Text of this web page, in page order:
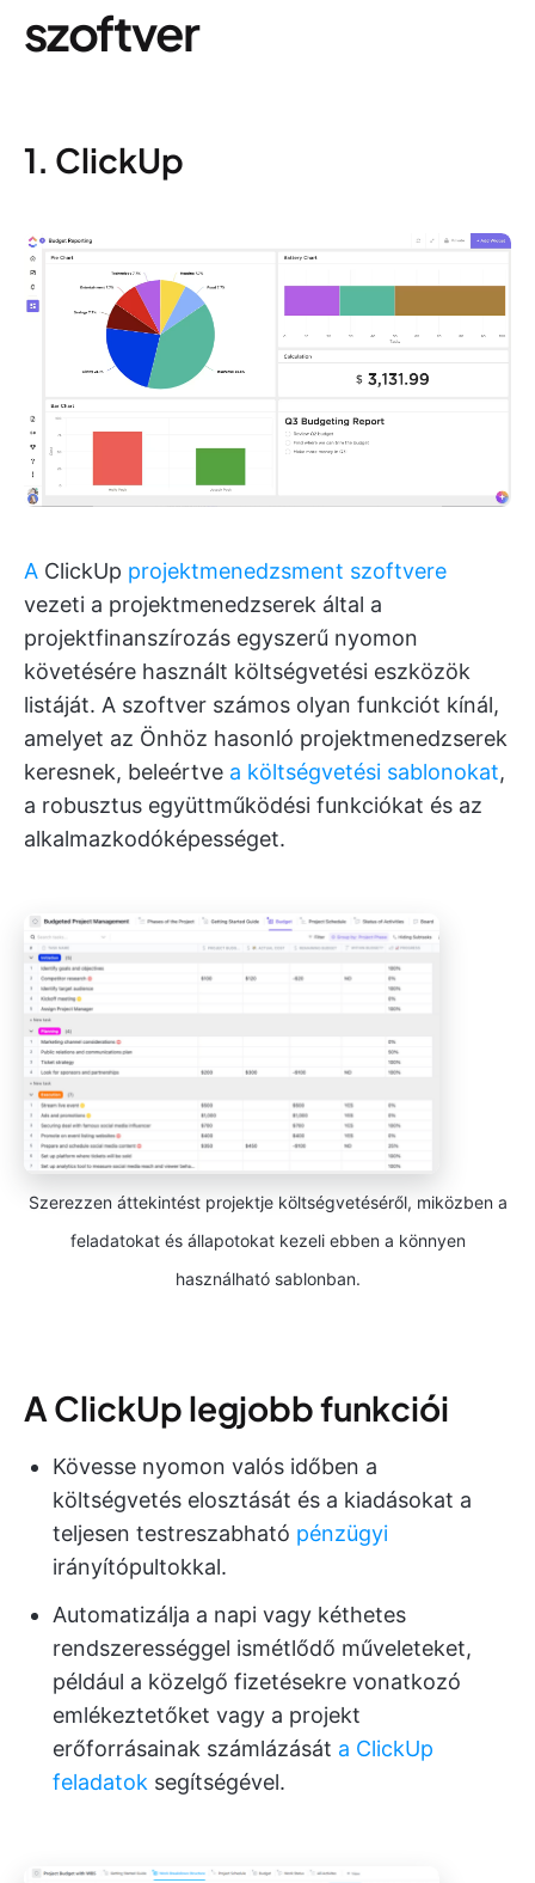
szoftver
1. ClickUp
A ClickUp projektmenedzsment szoftvere
vezeti a projektmenedzserek által a
projektfinanszírozás egyszerű nyomon
követésére használt költségvetési eszközök
listáját. A szoftver számos olyan funkciót kínál,
amelyet az Önhöz hasonló projektmenedzserek
keresnek, beleértve a költségvetési sablonokat,
a robusztus együttműködési funkciókat és az
alkalmazkodóképességet.
Szerezzen áttekintést projektje költségvetéséről, miközben a
feladatokat és állapotokat kezeli ebben a könnyen
használható sablonban.
A ClickUp legjobb funkciói
Kövesse nyomon valós időben a
költségvetés elosztását és a kiadásokat a
teljesen testreszabható pénzügyi
irányítópultokkal.
Automatizálja a napi vagy kéthetes
rendszerességgel ismétlődő műveleteket,
például a közelgő fizetésekre vonatkozó
emlékeztetőket vagy a projekt
erőforrásainak számlázását a ClickUp
feladatok segítségével.